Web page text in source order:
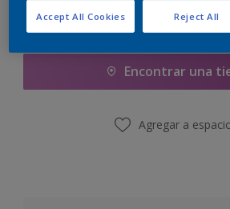
5 L
Agregar a la lista de
Encontrar una
Agregar a
Reject All
Accept All Cookies